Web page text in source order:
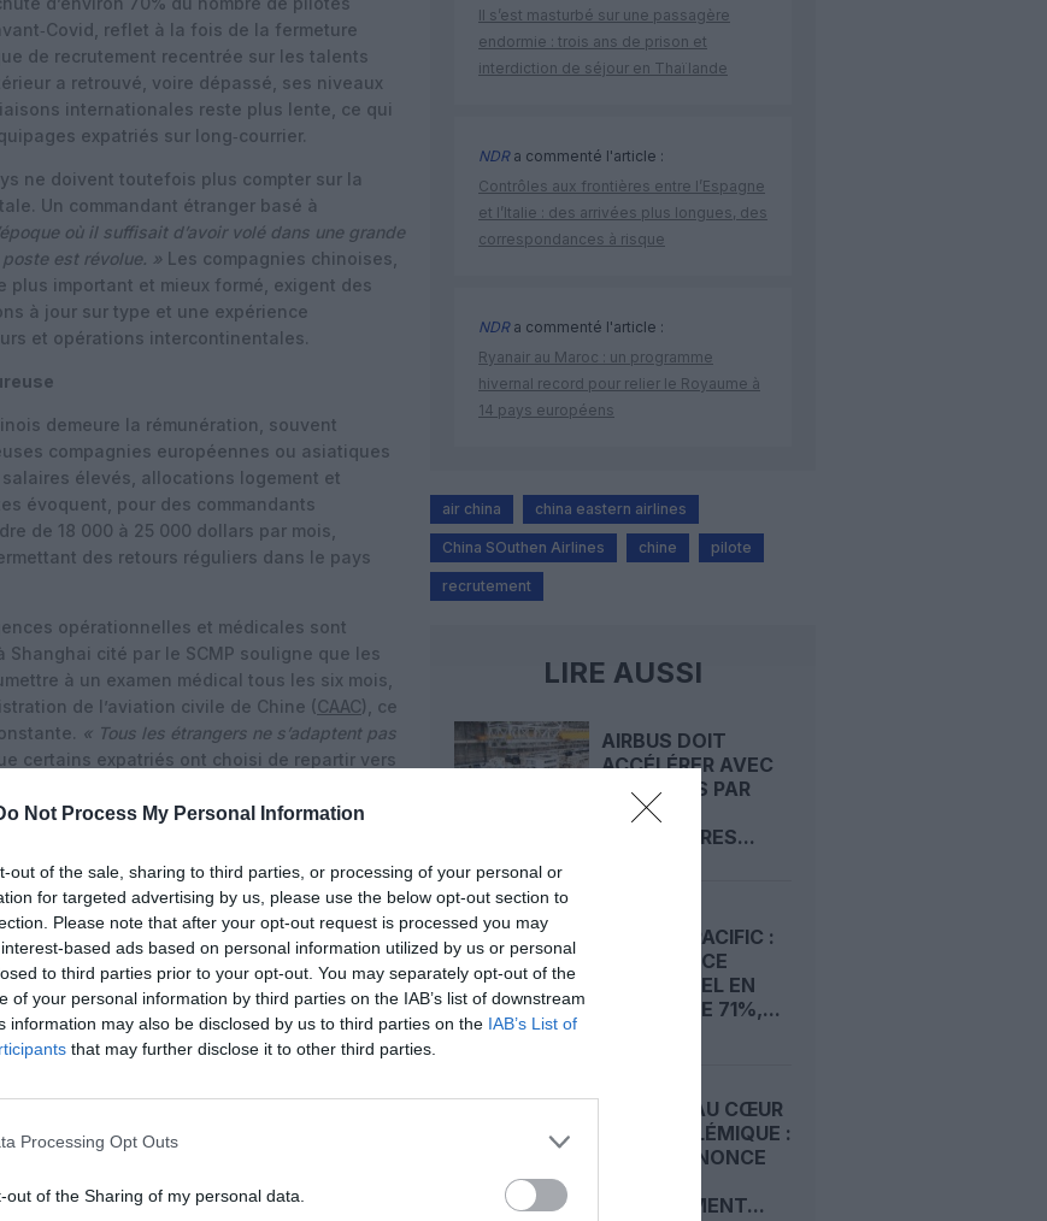
Not Process My Personal Information
out of the sale, sharing to third parties, or processing of your personal or
for targeted advertising by us, please use the below opt-out section to
Please note that after your opt-out request is processed you may
based ads based on personal information utilized by us or personal
to third parties prior to your opt-out. You may separately opt-out of the
of your personal information by third parties on the IAB’s list of downstream
information may also be disclosed by us to third parties on the IAB’s List of
that may further disclose it to other third parties.
Processing Opt Outs
out of the Sharing of my personal data.
reflet à la fois de la fermeture
de recrutement recentrée sur les talents
a retrouvé, voire dépassé, ses niveaux
internationales reste plus lente, ce qui
expatriés sur long‑courrier.
ne doivent toutefois plus compter sur la
Un commandant étranger basé à
où il suffisait d’avoir volé dans une grande
est révolue. » Les compagnies chinoises,
plus important et mieux formé, exigent des
à jour sur type et une expérience
et opérations intercontinentales.
demeure la rémunération, souvent
compagnies européennes ou asiatiques
élevés, allocations logement et
évoquent, pour des commandants
de 18 000 à 25 000 dollars par mois,
des retours réguliers dans le pays
opérationnelles et médicales sont
cité par le SCMP souligne que les
à un examen médical tous les six mois,
de l’aviation civile de Chine (CAAC), ce
« Tous les étrangers ne s’adaptent pas
certains expatriés ont choisi de repartir vers
prévisibles
et le cargo
la demande ne s’est pas totalement tarie.
ou encore Hainan Airlines publient encore des
avec une priorité donnée aux profils
sur des lignes intercontinentales ou cargo.
reprise progressive des liaisons
pour former des équipages chinois en nombre
Hainan Airlines continuent d’être
spécialisés et les réseaux professionnels,
recherche de premières expériences en Asie.
Guangzhou ou Shenzhen proposent
si les volumes restent sans commune mesure
Il s’est masturbé sur une passagère
endormie : trois ans de prison et
interdiction de séjour en Thaïlande
NDRa commenté l'article :
Contrôles aux frontières entre l’Espagne
et l’Italie : des arrivées plus longues, des
correspondances à risque
NDRa commenté l'article :
Ryanair au Maroc : un programme
hivernal record pour relier le Royaume à
14 pays européens
air china china eastern airlines
China SOuthen Airlines chine pilote
recrutement
LIRE AUSSI
AIRBUS DOIT
ACCÉLÉRER AVEC
90 AVIONS PAR
MOIS
NÉCESSAIRES...
CATHAY PACIFIC :
UN BÉNÉFICE
SEMESTRIEL EN
HAUSSE DE 71%,...
RYANAIR AU CŒUR
D’UNE POLÉMIQUE :
SEPLA DÉNONCE
LICENCIEMENT...